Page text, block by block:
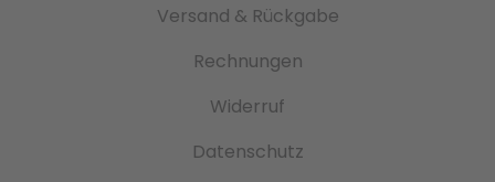
Versand & Rückgabe
Rechnungen
Widerruf
Datenschutz